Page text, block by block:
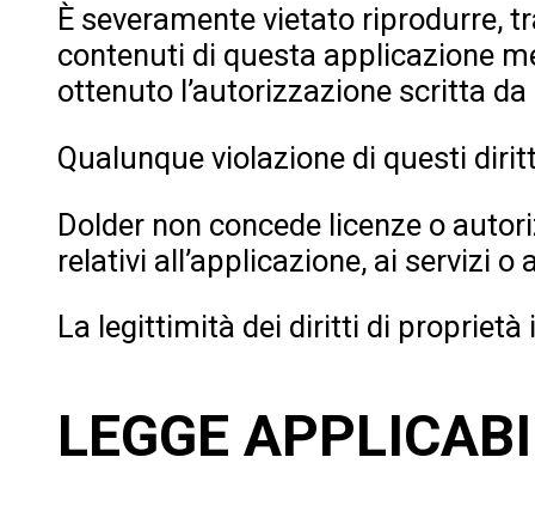
È severamente vietato riprodurre,
contenuti di questa applicazione
ottenuto l’autorizzazione scritta da
Qualunque violazione di questi
Dolder non concede licenze o
relativi all’applicazione, ai servizi
La legittimità dei diritti di proprietà
LEGGE